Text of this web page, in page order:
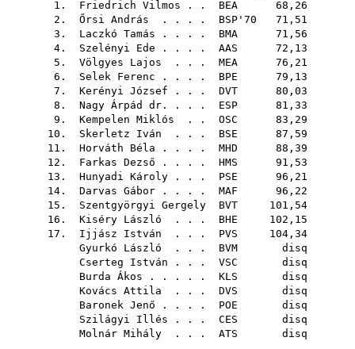
1. Friedrich Vilmos . . BEA 68,26
2. Őrsi András . . . . BSP'70 71,51
3. Laczkó Tamás . . . . BMA 71,56
4. Szelényi Ede . . . . AAS 72,13
5. Völgyes Lajos . . . MEA 76,21
6. Selek Ferenc . . . . BPE 79,13
7. Kerényi József . . . DVT 80,03
8. Nagy Árpád dr. . . . ESP 81,33
9. Kempelen Miklós . . OSC 83,29
10. Skerletz Iván . . . BSE 87,59
11. Horváth Béla . . . . MHD 88,39
12. Farkas Dezső . . . . HMS 91,53
13. Hunyadi Károly . . . PSE 96,21
14. Darvas Gábor . . . . MAF 96,22
15. Szentgyörgyi Gergely BVT 101,54
16. Kiséry László . . . BHE 102,15
17. Ijjász István . . . PVS 104,34
Gyurkó László . . . BVM disq
Cserteg István . . . VSC disq
Burda Ákos . . . . . KLS disq
Kovács Attila . . . DVS disq
Baronek Jenő . . . . POE disq
Szilágyi Illés . . . CES disq
Molnár Mihály . . . ATS disq